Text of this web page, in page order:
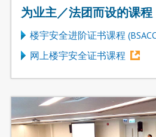
为业主／法团而设的课程
楼宇安全进阶证书课程
网上楼宇安全证书课程